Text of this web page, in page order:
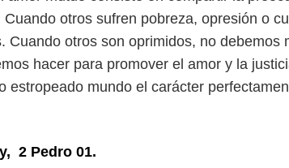
Cuando otros sufren pobreza, opresión o
Cuando otros son oprimidos, no debemos
hacer para promover el amor y la
estropeado mundo el carácter
2 Pedro 01.